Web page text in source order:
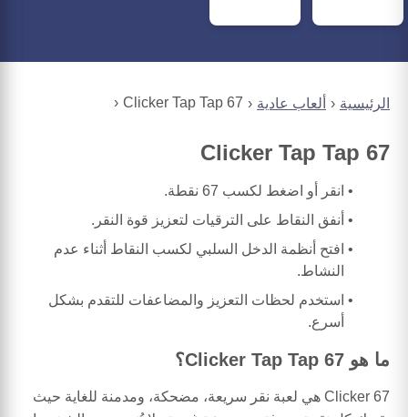
الرئيسية ألعاب عادية 67 Clicker Tap Tap
67 Clicker Tap Tap
انقر أو اضغط لكسب 67 نقطة.
أنفق النقاط على الترقيات لتعزيز قوة النقر.
افتح أنظمة الدخل السلبي لكسب النقاط أثناء عدم
النشاط.
استخدم لحظات التعزيز والمضاعفات للتقدم بشكل
أسرع.
ما هو 67 Clicker Tap Tap؟
67 Clicker هي لعبة نقر سريعة، مضحكة، ومدمنة للغاية حيث